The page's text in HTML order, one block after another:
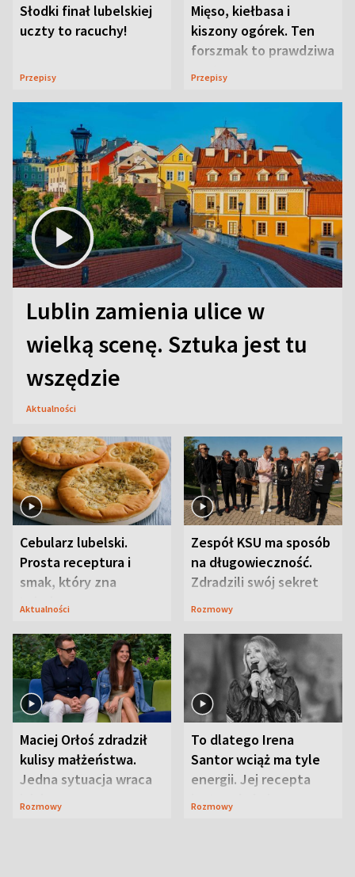
Słodki finał lubelskiej
uczty to racuchy!
Przepisy
Mięso, kiełbasa i
kiszony ogórek. Ten
forszmak to prawdziwa
uczta
Przepisy
Lublin zamienia ulice w
wielką scenę. Sztuka jest tu
wszędzie
Aktualności
Cebularz lubelski.
Prosta receptura i
smak, który zna
Lubelszczyzna
Aktualności
Zespół KSU ma sposób
na długowieczność.
Zdradzili swój sekret
Rozmowy
Maciej Orłoś zdradził
kulisy małżeństwa.
Jedna sytuacja wraca
jak bumerang
Rozmowy
To dlatego Irena
Santor wciąż ma tyle
energii. Jej recepta
jest zaskakująco
Rozmowy